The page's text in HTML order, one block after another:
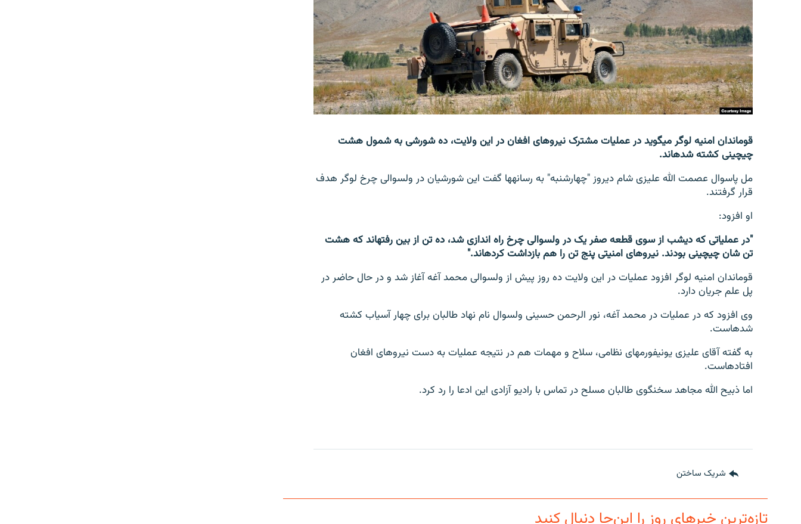
قوماندان امنیه لوگر می‎گوید در عملیات مشترک نیروهای افغان در این ولایت، ده شورشی به شمول هشت
چیچینی کشته شده‎اند.
مل پاسوال عصمت الله علیزی شام دیروز "چهارشنبه" به رسانه‎ها گفت این شورشیان در ولسوالی چرخ لوگر هدف
قرار گرفتند.
او افزود:
"در عملیاتی که دیشب از سوی قطعه صفر یک در ولسوالی چرخ راه اندازی شد، ده تن از بین رفته‎اند که هشت
تن شان چیچینی بودند. نیروهای امنیتی پنج تن را هم بازداشت کرده‎اند."
قوماندان امنیه لوگر افزود عملیات در این ولایت ده روز پیش از ولسوالی محمد آغه آغاز شد و در حال حاضر در
پل علم جریان دارد.
وی افزود که در عملیات در محمد آغه، نور الرحمن حسینی ولسوال نام نهاد طالبان برای چهار آسیاب کشته
شده‎است.
به گفته آقای علیزی یونیفورم‎های نظامی، سلاح و مهمات هم در نتیجه عملیات به دست نیروهای افغان
افتاده‎است.
اما ذبیح الله مجاهد سخنگوی طالبان مسلح در تماس با رادیو آزادی این ادعا را رد کرد.
شریک ساختن
تازه‌ترین خبرهای روز را این‌جا دنبال کنید